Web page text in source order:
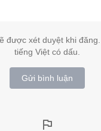
được xét duyệt khi
tiếng Việt có dấu.
Gửi bình luận